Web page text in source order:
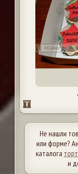
Не нашли
или форме?
каталога
и